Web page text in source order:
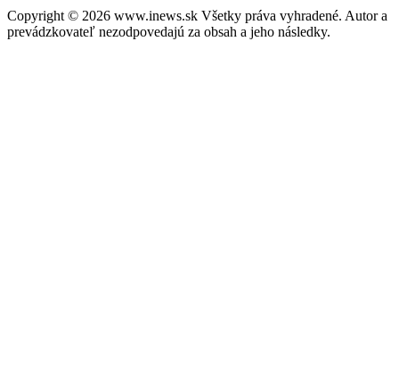
Copyright © 2026 www.inews.sk Všetky práva vyhradené. Autor a
prevádzkovateľ nezodpovedajú za obsah a jeho následky.